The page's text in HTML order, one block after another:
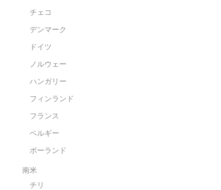
チェコ
デンマーク
ドイツ
ノルウェー
ハンガリー
フィンランド
フランス
ベルギー
ポーランド
南米
チリ